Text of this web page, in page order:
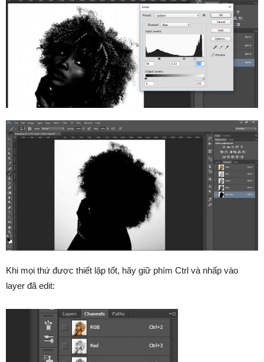
Khi mọi thứ được thiết lập tốt, hãy giữ phím Ctrl và nhấp vào
layer đã edit: